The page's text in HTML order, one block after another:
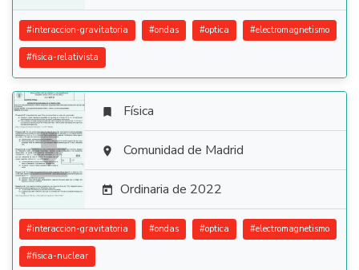
#interaccion-gravitatoria #ondas #optica #electromagnetismo
#fisica-relativista

 Física
 Comunidad de Madrid
 Ordinaria de 2022
#interaccion-gravitatoria #ondas #optica #electromagnetismo
#fisica-nuclear